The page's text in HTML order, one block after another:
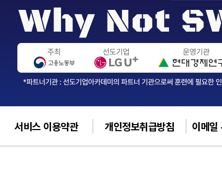
서비스 이용약관 개인정보취급방침 이메일